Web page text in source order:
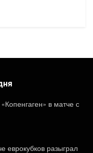
в матче с
еврокубков разыграл